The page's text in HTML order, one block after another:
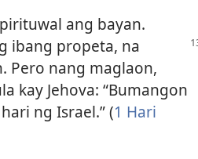
ang bayan.
ibang propeta, na
Pero nang maglaon,
kay Jehova: “Bumangon
ng Israel.” (1 Hari